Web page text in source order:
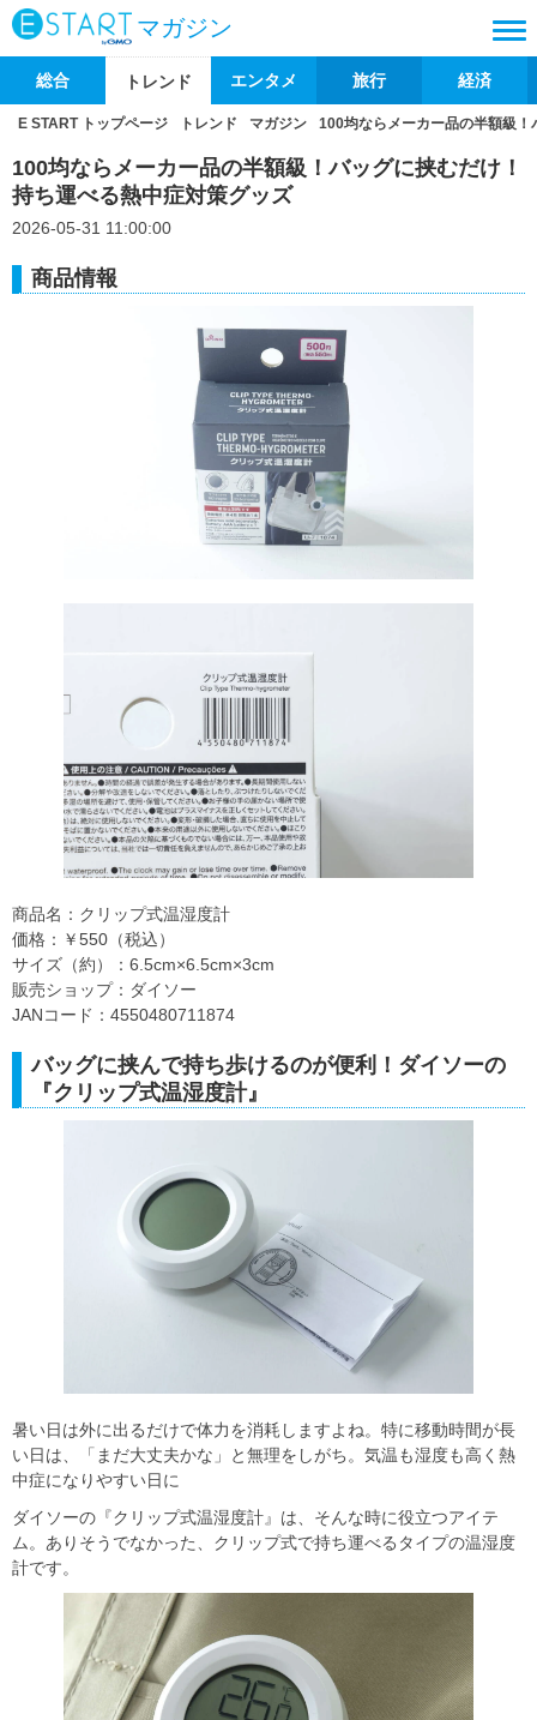
マガジン
総合 トレンド エンタメ 旅行 経済
E START トップページ トレンド マガジン 100均ならメーカー品の半額級
100均ならメーカー品の半額級！バッグに挟むだけ！
持ち運べる熱中症対策グッズ
2026-05-31 11:00:00
商品情報
商品名：クリップ式温湿度計
価格：￥550（税込）
サイズ（約）：6.5cm×6.5cm×3cm
販売ショップ：ダイソー
JANコード：4550480711874
バッグに挟んで持ち歩けるのが便利！ダイソーの
『クリップ式温湿度計』
暑い日は外に出るだけで体力を消耗しますよね。特に移動時間が長
い日は、「まだ大丈夫かな」と無理をしがち。気温も湿度も高く熱
中症になりやすい日に
ダイソーの『クリップ式温湿度計』は、そんな時に役立つアイテ
ム。ありそうでなかった、クリップ式で持ち運べるタイプの温湿度
計です。